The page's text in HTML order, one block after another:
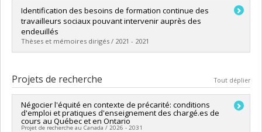
Diplômé(e) : Chouinard, Pier-Luc
Cycle :Maîtrise
Diplôme obtenu :
Lien vers le document dans Papyrus
Identification des besoins de formation continue des
travailleurs sociaux pouvant intervenir auprès des
endeuillés
Thèses et mémoires dirigés / 2021 - 2021
Cycle : Maîtrise
Diplôme obtenu :M. Sc.
Lien vers le document dans Papyrus
Projets de recherche Tout déplier
Négocier l'équité en contexte de précarité: conditions
d'emploi et pratiques d'enseignement des chargé.es de
cours au Québec et en Ontario
Projet de recherche au Canada / 2026 - 2031